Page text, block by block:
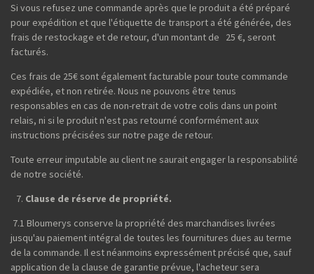
Si vous refusez une commande après que le produit a été préparé
pour expédition et que l'étiquette de transport a été générée, des
frais de restockage et de retour, d'un montant de 25 €, seront
facturés.
Ces frais de 25€ sont également facturable pour toute commande
expédiée, et non retirée. Nous ne pouvons être tenus
responsables en cas de non-retrait de votre colis dans un point
relais, ni si le produit n'est pas retourné conformément aux
instructions précisées sur notre page de retour.
Toute erreur imputable au client ne saurait engager la responsabilité
de notre société.
Clause de réserve de propriété.
7.1 Bloumerys conserve la propriété des marchandises livrées
jusqu'au paiement intégral de toutes les fournitures dues au terme
de la commande. Il est néanmoins expressément précisé que, sauf
application de la clause de garantie prévue, l'acheteur sera